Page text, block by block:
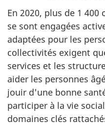
En 2020, plus de 1
se sont engagées
adaptées pour les
collectivités exigent
services et les
aider les personnes
jouir d'une bonne
participer à la vie
domaines clés